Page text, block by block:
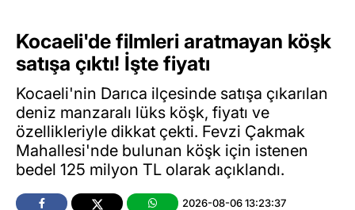
Kocaeli'de filmleri aratmayan köşk
satışa çıktı! İşte fiyatı
Kocaeli'nin Darıca ilçesinde satışa çıkarılan
deniz manzaralı lüks köşk, fiyatı ve
özellikleriyle dikkat çekti. Fevzi Çakmak
Mahallesi'nde bulunan köşk için istenen
bedel 125 milyon TL olarak açıklandı.
2026-08-06 13:23:37